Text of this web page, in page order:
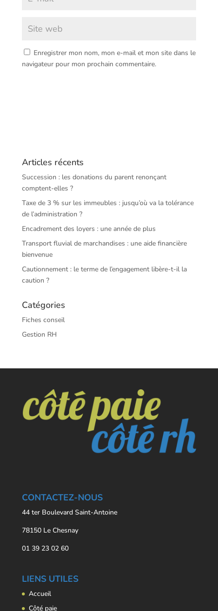
Enregistrer mon nom, mon e-mail et mon site dans le
navigateur pour mon prochain commentaire.
Articles récents
Succession : les donations du parent renonçant
comptent-elles ?
Taxe de 3 % sur les immeubles : jusqu’où va la tolérance
de l’administration ?
Encadrement des loyers : une année de plus
Transport fluvial de marchandises : une aide financière
bienvenue
Cautionnement : le terme de l’engagement libère-t-il la
caution ?
Catégories
Fiches conseil
Gestion RH
CONTACTEZ-NOUS
44 ter Boulevard Saint-Antoine
78150 Le Chesnay
01 39 23 02 60
LIENS UTILES
Accueil
Côté paie